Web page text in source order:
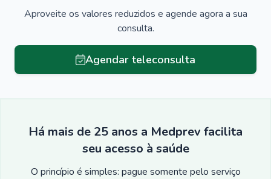
Aproveite os valores reduzidos e agende agora a sua
consulta.
Agendar teleconsulta
Há mais de 25 anos a Medprev facilita
seu acesso à saúde
O princípio é simples: pague somente pelo serviço